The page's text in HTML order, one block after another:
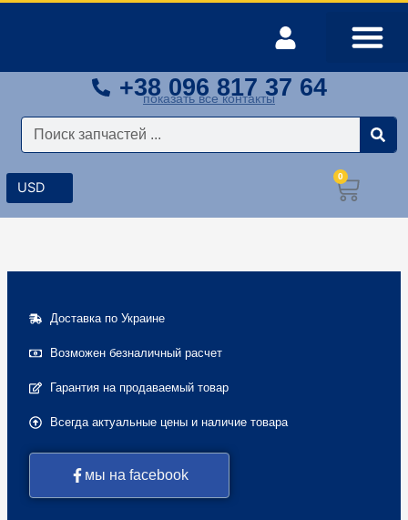
+38 096 817 37 64
показать все контакты
Поиск
0
Доставка по Украине
Возможен безналичный расчет
Гарантия на продаваемый товар
Всегда актуальные цены и наличие товара
мы на facebook